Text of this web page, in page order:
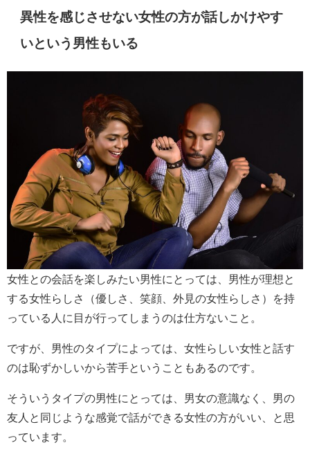
異性を感じさせない女性の方が話しかけやす
いという男性もいる
女性との会話を楽しみたい男性にとっては、男性が理想と
する女性らしさ（優しさ、笑顔、外見の女性らしさ）を持
っている人に目が行ってしまうのは仕方ないこと。
ですが、男性のタイプによっては、女性らしい女性と話す
のは恥ずかしいから苦手ということもあるのです。
そういうタイプの男性にとっては、男女の意識なく、男の
友人と同じような感覚で話ができる女性の方がいい、と思
っています。